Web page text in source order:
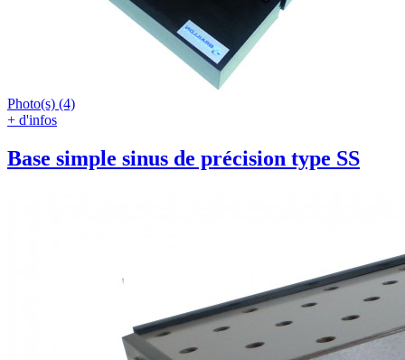
Photo(s) (4)
+ d'infos
Base simple sinus de précision type SS